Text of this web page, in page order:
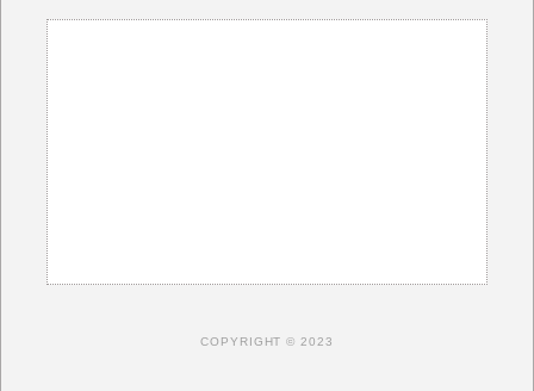
COPYRIGHT © 2023